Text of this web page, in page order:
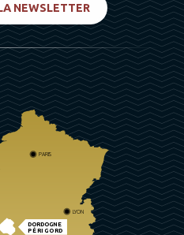
NEWSLETTER
DORDOGNE
PÉRIGORD
PARIS
LYON